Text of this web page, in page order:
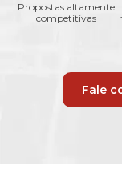
Propostas altamente
competitivas
Fale